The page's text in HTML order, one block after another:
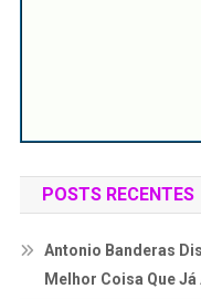
POSTS RECENTES
Antonio Banderas
Melhor Coisa Que